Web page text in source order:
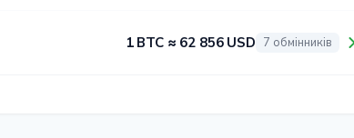
1 BTC ≈ 62 856 USD 7 обмінників